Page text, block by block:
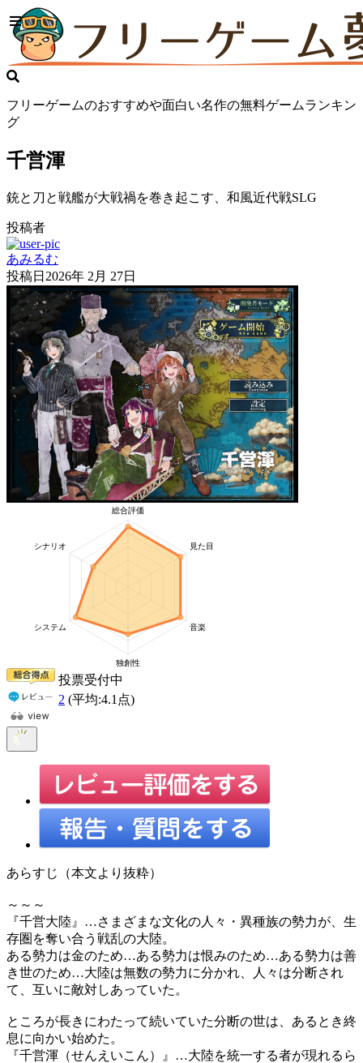
フリーゲームのおすすめや面白い名作の無料ゲームランキン
グ
千営渾
銃と刀と戦艦が大戦禍を巻き起こす、和風近代戦SLG
投稿者
あみるむ
投稿日 2026年 2月 27日
投票受付中
2 (平均:4.1 点)
あらすじ（本文より抜粋）
～～～
『千営大陸』…さまざまな文化の人々・異種族の勢力が、生
存圏を奪い合う戦乱の大陸。
ある勢力は金のため…ある勢力は恨みのため…ある勢力は善
き世のため…大陸は無数の勢力に分かれ、人々は分断され
て、互いに敵対しあっていた。
ところが長きにわたって続いていた分断の世は、あるとき終
息に向かい始めた。
『千営渾（せんえいこん）』…大陸を統一する者が現れるら